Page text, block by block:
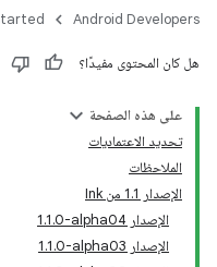
Android Developers
هل كان المحتوى مفيدًا؟
على هذه الصفحة
تحديد الاعتماديات
الملاحظات
الإصدار 1.1 من Ink
الإصدار ‎1.1.0-alpha04
الإصدار ‎1.1.0-alpha03